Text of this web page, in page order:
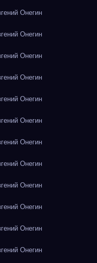
Онегин
Онегин
Онегин
Онегин
Онегин
Онегин
Онегин
Онегин
Онегин
Онегин
Онегин
Онегин